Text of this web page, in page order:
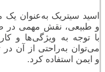
اسید سیتریک به‌عنوان یک
و طبیعی، نقش مهمی در
با توجه به ویژگی‌ها و
می‌توان به‌راحتی از آن در
و ایمن استفاده کرد.